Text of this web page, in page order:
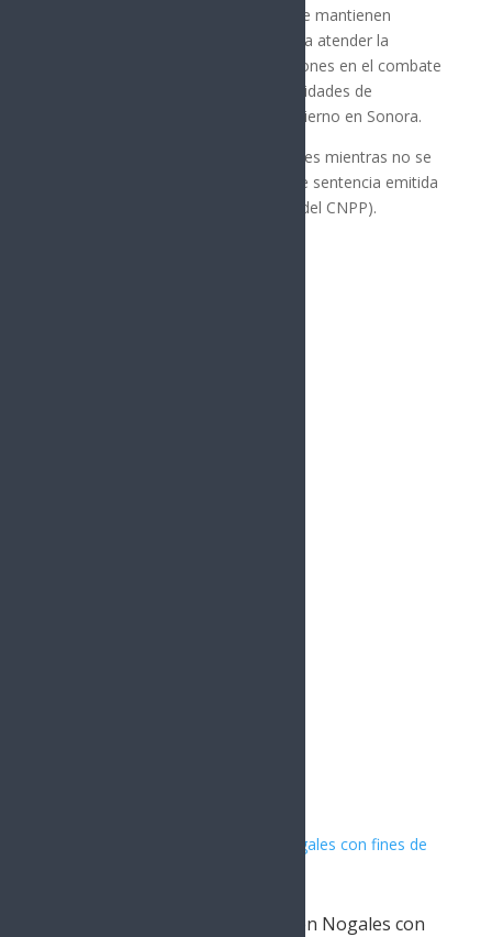
Los grupos operativos de la PESP se mantienen
comprometidos en las acciones para atender la
denuncia ciudadana, fortalecer acciones en el combate
al delito y la coordinación con autoridades de
seguridad de los tres niveles de gobierno en Sonora.
Los detenidos se presumen inocentes mientras no se
declare su responsabilidad mediante sentencia emitida
por el órgano jurisdiccional (Art. 13 del CNPP).
Capturan a presunto criminal en Nogales con